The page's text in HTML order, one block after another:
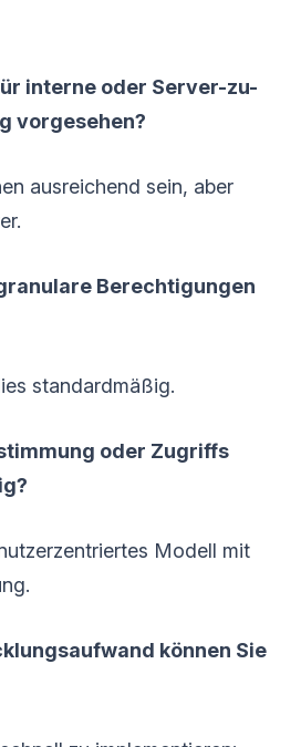
interne oder Server-zu-
vorgesehen?
ausreichend sein, aber
Berechtigungen
standardmäßig.
oder Zugriffs
Modell mit
können Sie